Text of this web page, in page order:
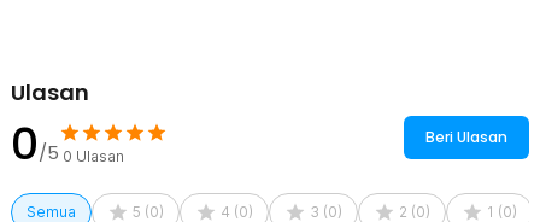
Ulasan
0/5 0 Ulasan
Beri Ulasan
Semua 5 (0) 4 (0) 3 (0) 2 (0) 1 (0)